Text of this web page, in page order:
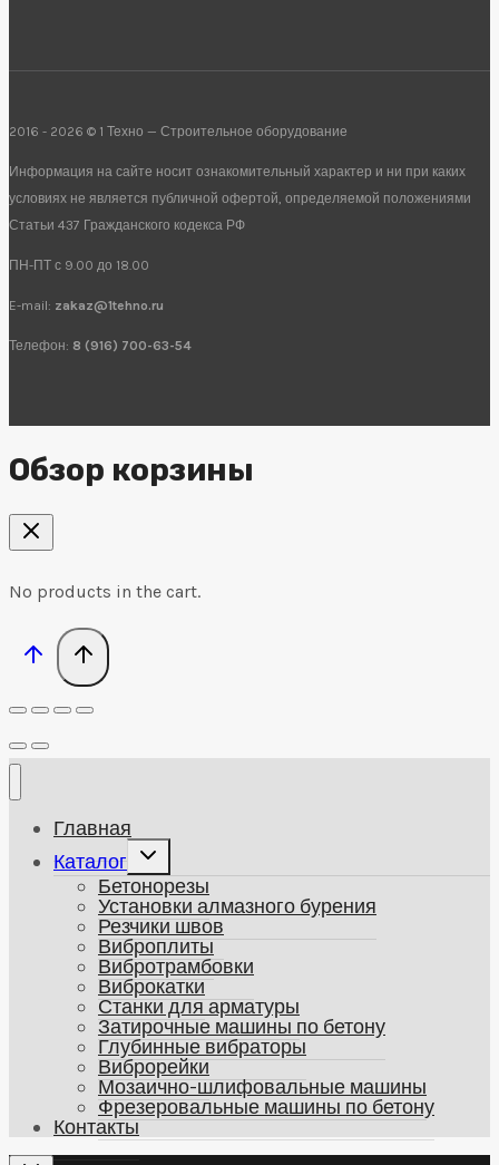
2016 - 2026 © 1 Техно — Строительное оборудование
Информация на сайте носит ознакомительный характер и ни при каких
условиях не является публичной офертой, определяемой положениями
Статьи 437 Гражданского кодекса РФ
ПН-ПТ с 9.00 до 18.00
E-mail: zakaz@1tehno.ru
Телефон: 8 (916) 700-63-54
Обзор корзины
No products in the cart.
Главная
Каталог
Развернуть
дочернее
меню
Бетонорезы
Установки алмазного бурения
Резчики швов
Виброплиты
Вибротрамбовки
Виброкатки
Станки для арматуры
Затирочные машины по бетону
Глубинные вибраторы
Виброрейки
Мозаично-шлифовальные машины
Фрезеровальные машины по бетону
Контакты